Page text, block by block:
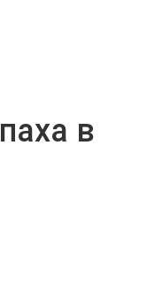
в